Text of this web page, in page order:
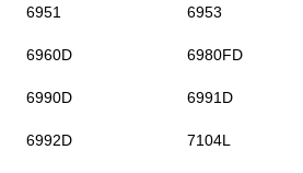
6951 6953
6960D 6980FD
6990D 6991D
6992D 7104L